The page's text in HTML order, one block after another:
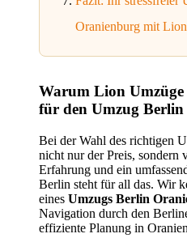
Oranienburg mit
Warum Lion
für den Umzug
Bei der Wahl des richtigen
nicht nur der Preis, sondern
Erfahrung und ein
Berlin steht für all das. Wir
eines Umzugs Berlin
Navigation durch den
effiziente Planung in